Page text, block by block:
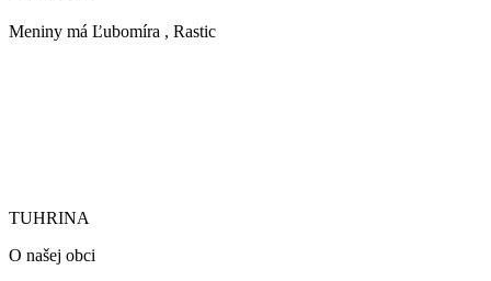
Meniny má Ľubomíra , Rastic
TUHRINA
O našej obci